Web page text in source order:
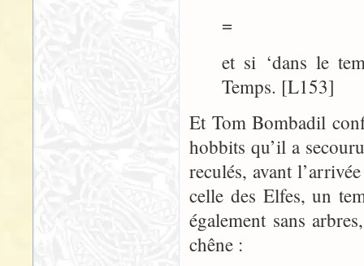
=
et si ‘dans le
Temps. [L153]
Et Tom Bombadil
hobbits qu’il a
reculés, avant
celle des Elfes, un
également sans
chêne :